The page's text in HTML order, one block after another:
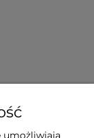
umożliwiają